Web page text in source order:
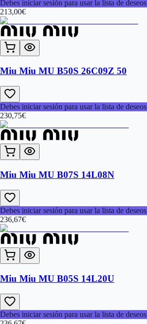
Debes iniciar sesión para usar la lista de deseos
213,00€
Miu Miu MU B50S 26C09Z 50
Debes iniciar sesión para usar la lista de deseos
230,75€
Miu Miu MU B07S 14L08N
Debes iniciar sesión para usar la lista de deseos
236,67€
Miu Miu MU B05S 14L20U
Debes iniciar sesión para usar la lista de deseos